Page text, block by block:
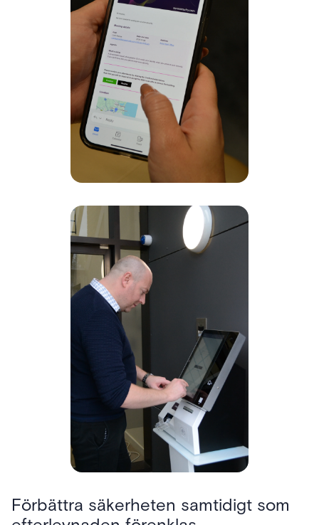
Förbättra säkerheten samtidigt som